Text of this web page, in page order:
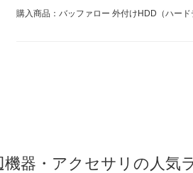
購入商品：バッファロー 外付けHDD（ハー
器・アクセサリの人気